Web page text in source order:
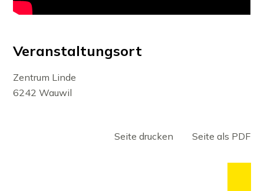
Veranstaltungsort
Zentrum Linde
6242 Wauwil
Seite drucken Seite als PDF